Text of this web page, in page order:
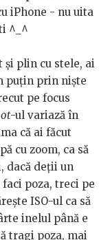
iPhone - nu uita
^_^
şi plin cu stele, ai
puţin prin niște
pe focus
-ul variază în
că ai făcut
cu zoom, ca să
dacă deţii un
faci poza, treci pe
ISO-ul ca să
inelul până e
tragi poza, mai